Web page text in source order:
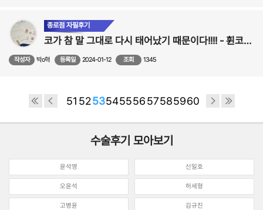
종로점 자필후기
코가 참 말 그대로 다시 태어났기 때문이다!!!! - 휜코성형,비중격만곡증, 비염,비밸브 수술후기
작성자 박o혁 등록일 2024-01-12 조회 1345
51 525354555657585960
수술후기 모아보기
윤석영 신일호
오윤석 허세형
고병윤 김규진